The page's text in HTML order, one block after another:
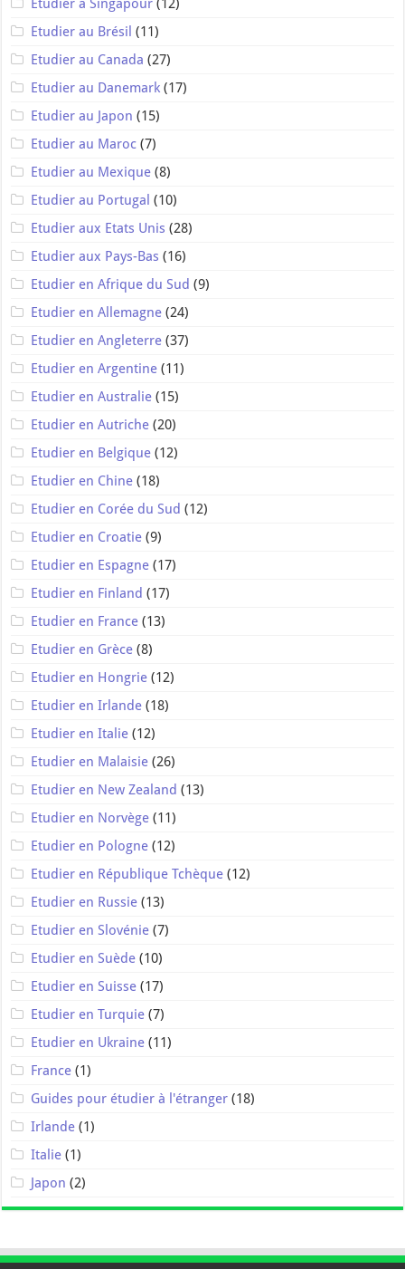
Etudier à Singapour (12)
Etudier au Brésil (11)
Etudier au Canada (27)
Etudier au Danemark (17)
Etudier au Japon (15)
Etudier au Maroc (7)
Etudier au Mexique (8)
Etudier au Portugal (10)
Etudier aux Etats Unis (28)
Etudier aux Pays-Bas (16)
Etudier en Afrique du Sud (9)
Etudier en Allemagne (24)
Etudier en Angleterre (37)
Etudier en Argentine (11)
Etudier en Australie (15)
Etudier en Autriche (20)
Etudier en Belgique (12)
Etudier en Chine (18)
Etudier en Corée du Sud (12)
Etudier en Croatie (9)
Etudier en Espagne (17)
Etudier en Finland (17)
Etudier en France (13)
Etudier en Grèce (8)
Etudier en Hongrie (12)
Etudier en Irlande (18)
Etudier en Italie (12)
Etudier en Malaisie (26)
Etudier en New Zealand (13)
Etudier en Norvège (11)
Etudier en Pologne (12)
Etudier en République Tchèque (12)
Etudier en Russie (13)
Etudier en Slovénie (7)
Etudier en Suède (10)
Etudier en Suisse (17)
Etudier en Turquie (7)
Etudier en Ukraine (11)
France (1)
Guides pour étudier à l'étranger (18)
Irlande (1)
Italie (1)
Japon (2)